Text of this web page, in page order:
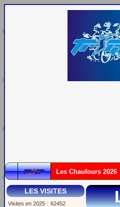
Les Chaufours 2026
LES VISITES
Visites en 2025 : 62452